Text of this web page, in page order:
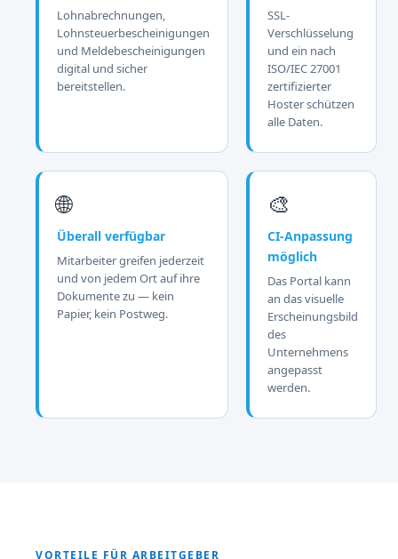
Lohnabrechnungen,
Lohnsteuerbescheinigungen
und Meldebescheinigungen
digital und sicher
bereitstellen.
SSL-
Verschlüsselung
und ein nach
ISO/IEC 27001
zertifizierter
Hoster schützen
alle Daten.
🌐
Überall verfügbar
Mitarbeiter greifen jederzeit
und von jedem Ort auf ihre
Dokumente zu — kein
Papier, kein Postweg.
🎨
CI-Anpassung
möglich
Das Portal kann
an das visuelle
Erscheinungsbild
des
Unternehmens
angepasst
werden.
VORTEILE FÜR ARBEITGEBER